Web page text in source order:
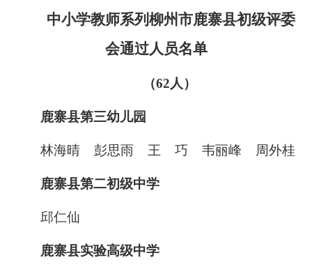
中小学教师系列柳州市鹿寨县初级评委
会通过人员名单
（62人）
鹿寨县第三幼儿园
林海晴 彭思雨 王 巧 韦丽峰 周外桂
鹿寨县第二初级中学
邱仁仙
鹿寨县实验高级中学